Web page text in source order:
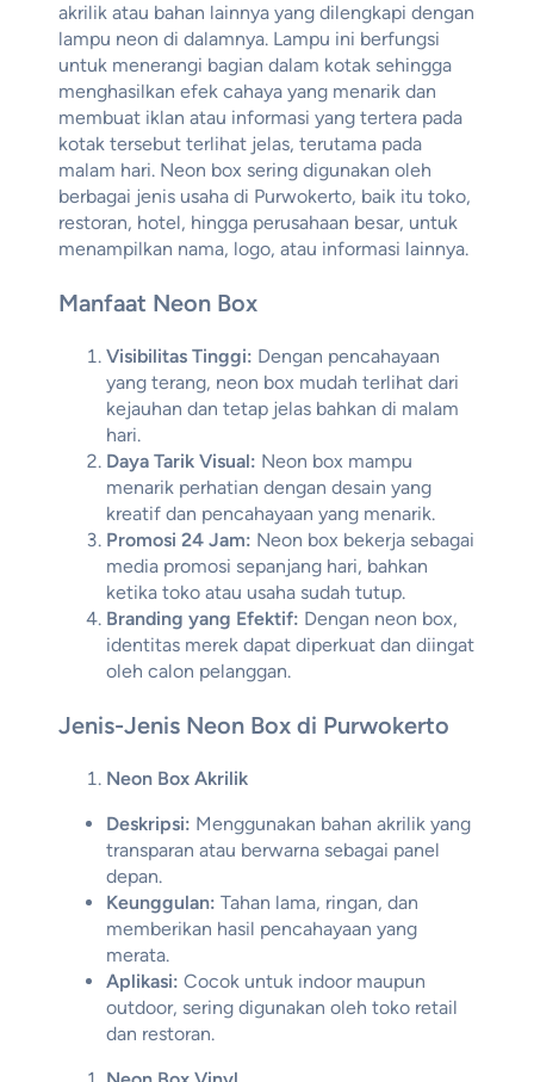
akrilik atau bahan lainnya yang dilengkapi dengan
lampu neon di dalamnya. Lampu ini berfungsi
untuk menerangi bagian dalam kotak sehingga
menghasilkan efek cahaya yang menarik dan
membuat iklan atau informasi yang tertera pada
kotak tersebut terlihat jelas, terutama pada
malam hari. Neon box sering digunakan oleh
berbagai jenis usaha di Purwokerto, baik itu toko,
restoran, hotel, hingga perusahaan besar, untuk
menampilkan nama, logo, atau informasi lainnya.
Manfaat Neon Box
Visibilitas Tinggi: Dengan pencahayaan
yang terang, neon box mudah terlihat dari
kejauhan dan tetap jelas bahkan di malam
hari.
Daya Tarik Visual: Neon box mampu
menarik perhatian dengan desain yang
kreatif dan pencahayaan yang menarik.
Promosi 24 Jam: Neon box bekerja sebagai
media promosi sepanjang hari, bahkan
ketika toko atau usaha sudah tutup.
Branding yang Efektif: Dengan neon box,
identitas merek dapat diperkuat dan diingat
oleh calon pelanggan.
Jenis-Jenis Neon Box di Purwokerto
Neon Box Akrilik
Deskripsi: Menggunakan bahan akrilik yang
transparan atau berwarna sebagai panel
depan.
Keunggulan: Tahan lama, ringan, dan
memberikan hasil pencahayaan yang
merata.
Aplikasi: Cocok untuk indoor maupun
outdoor, sering digunakan oleh toko retail
dan restoran.